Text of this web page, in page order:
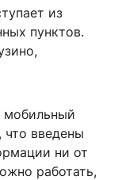
из
пунктов.
мобильный
что введены
ни от
работать,